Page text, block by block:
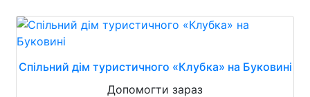
Спільний дім туристичного «Клубка» на Буковині
Допомогти зараз